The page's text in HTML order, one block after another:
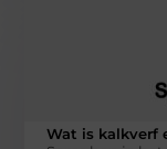
Wat is kalkverf